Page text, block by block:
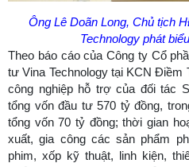
Ông Lê Doãn Long, Chủ tịch
Technology phát
Theo báo cáo của Công ty Cổ
tư Vina Technology tại KCN Điềm
công nghiệp hỗ trợ của đối tác
tổng vốn đầu tư 570 tỷ đồng,
tổng vốn 70 tỷ đồng; thời gian
xuất, gia công các sản phẩm
phim, xốp kỹ thuật, linh kiện,